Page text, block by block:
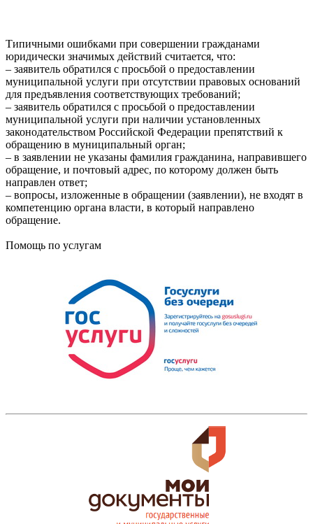
Типичными ошибками при совершении гражданами
юридически значимых действий считается, что:
– заявитель обратился с просьбой о предоставлении
муниципальной услуги при отсутствии правовых оснований
для предъявления соответствующих требований;
– заявитель обратился с просьбой о предоставлении
муниципальной услуги при наличии установленных
законодательством Российской Федерации препятствий к
обращению в муниципальный орган;
– в заявлении не указаны фамилия гражданина, направившего
обращение, и почтовый адрес, по которому должен быть
направлен ответ;
– вопросы, изложенные в обращении (заявлении), не входят в
компетенцию органа власти, в который направлено
обращение.
Помощь по услугам